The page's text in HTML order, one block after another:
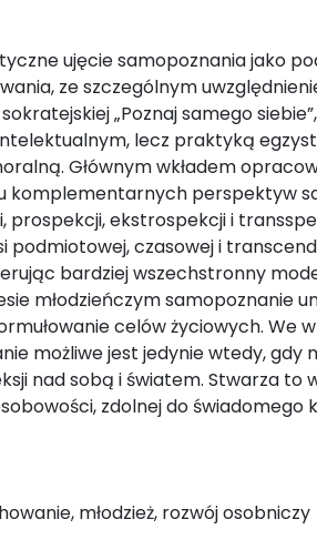
ujęcie samopoznania jako
ze szczególnym
„Poznaj samego
lecz praktyką
Głównym wkładem
komplementarnych perspektyw
ekstrospekcji i
podmiotowej, czasowej i
bardziej wszechstronny
młodzieńczym samopoznanie
celów życiowych. We
możliwe jest jedynie wtedy, gdy
nad sobą i światem. Stwarza to
zdolnej do świadomego
młodzież, rozwój osobniczy